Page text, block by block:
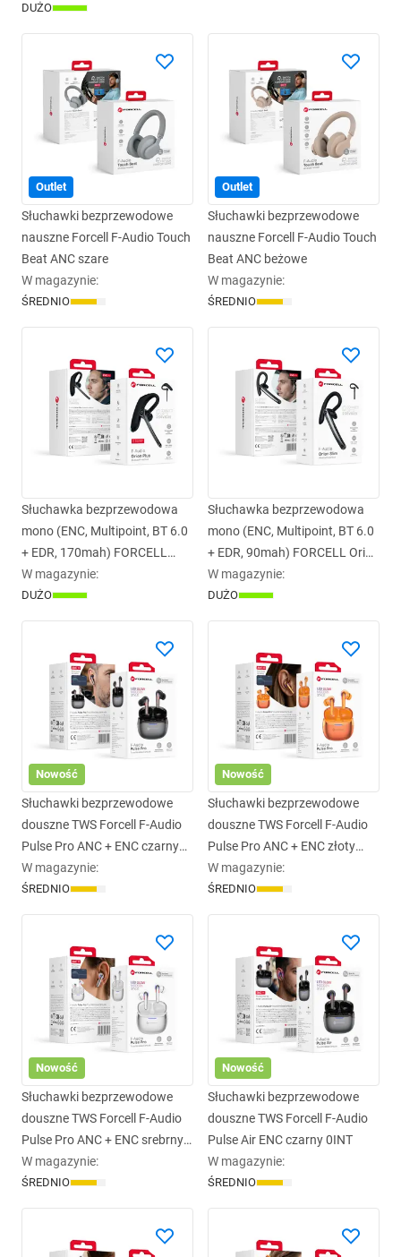
DUŻO
Outlet
Słuchawki bezprzewodowe
nauszne Forcell F-Audio Touch
Beat ANC szare
W magazynie:
ŚREDNIO
Outlet
Słuchawki bezprzewodowe
nauszne Forcell F-Audio Touch
Beat ANC beżowe
W magazynie:
ŚREDNIO
Słuchawka bezprzewodowa
mono (ENC, Multipoint, BT 6.0
+ EDR, 170mah) FORCELL
Orion Plus czarny 0INT
W magazynie:
DUŻO
Słuchawka bezprzewodowa
mono (ENC, Multipoint, BT 6.0
+ EDR, 90mah) FORCELL Orion
Slim czarny 0INT
W magazynie:
DUŻO
Nowość
Słuchawki bezprzewodowe
douszne TWS Forcell F-Audio
Pulse Pro ANC + ENC czarny
0INT
W magazynie:
ŚREDNIO
Nowość
Słuchawki bezprzewodowe
douszne TWS Forcell F-Audio
Pulse Pro ANC + ENC złoty
0INT
W magazynie:
ŚREDNIO
Nowość
Słuchawki bezprzewodowe
douszne TWS Forcell F-Audio
Pulse Pro ANC + ENC srebrny
0INT
W magazynie:
ŚREDNIO
Nowość
Słuchawki bezprzewodowe
douszne TWS Forcell F-Audio
Pulse Air ENC czarny 0INT
W magazynie:
ŚREDNIO